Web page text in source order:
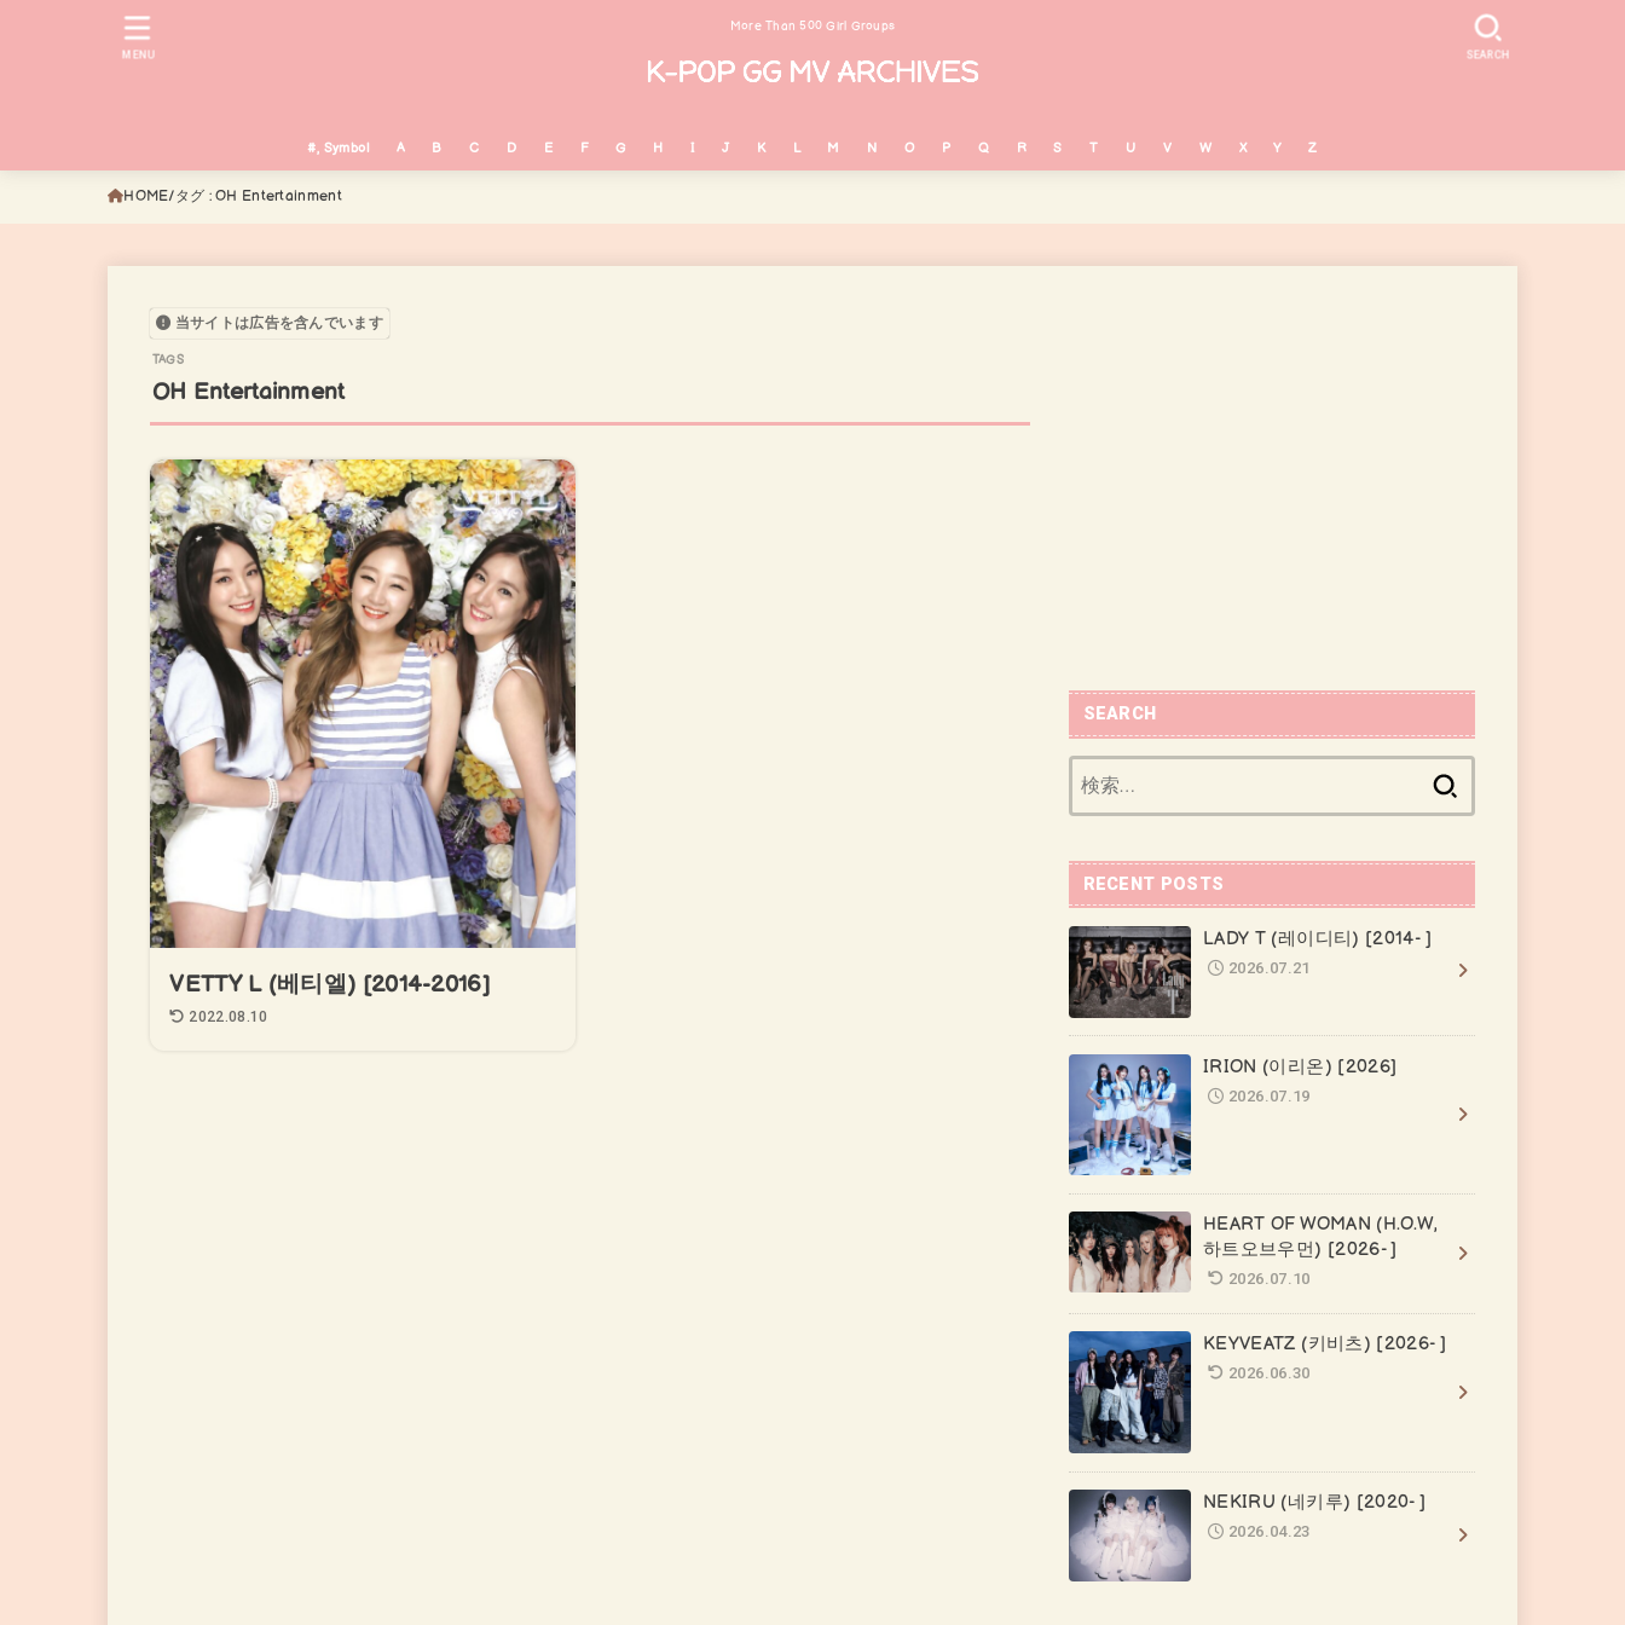
More Than 500 Girl Groups
#, Symbol A B C D E F G H I J K L M N O P Q R S T U V W X Y Z
SEARCH
MENU
HOME タグ : OH Entertainment
当サイトは広告を含んでいます
OH Entertainment
VETTY L (베티엘) [2014-2016]
2022.08.10
SEARCH
RECENT POSTS
LADY T (레이디티) [2014- ]
2026.07.21
IRION (이리온) [2026]
2026.07.19
HEART OF WOMAN (H.O.W,
하트오브우먼) [2026- ]
2026.07.10
KEYVEATZ (키비츠) [2026- ]
2026.06.30
NEKIRU (네키루) [2020- ]
2026.04.23